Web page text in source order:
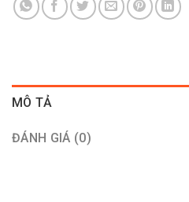
MÔ TẢ
ĐÁNH GIÁ (0)